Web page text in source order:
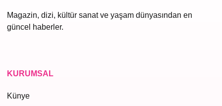
Magazin, dizi, kültür sanat ve yaşam dünyasından en
güncel haberler.
KURUMSAL
Künye